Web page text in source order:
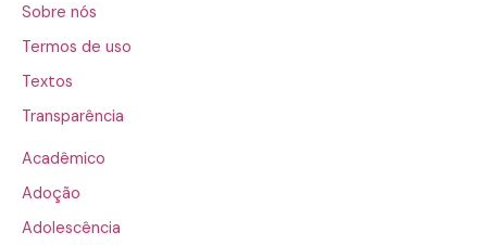
Sobre nós
Termos de uso
Textos
Transparência
Acadêmico
Adoção
Adolescência